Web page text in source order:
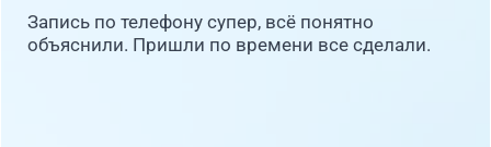
Запись по телефону супер, всё понятно
объяснили. Пришли по времени все сделали.